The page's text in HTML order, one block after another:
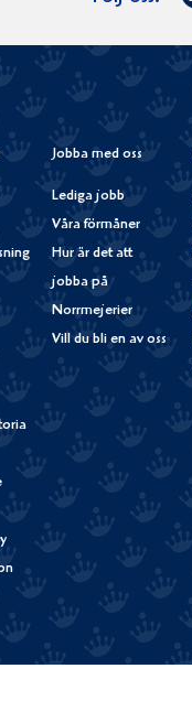
Jobba med oss
Lediga jobb
Våra förmåner
Hur är det att
jobba på
Norrmejerier
Vill du bli en av oss